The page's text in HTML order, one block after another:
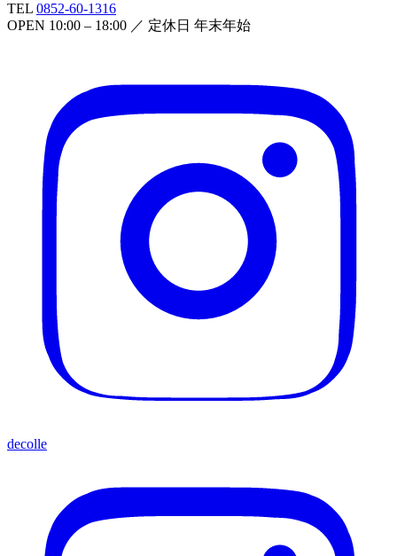
TEL 0852-60-1316
OPEN 10:00 – 18:00 ／ 定休日 年末年始
decolle